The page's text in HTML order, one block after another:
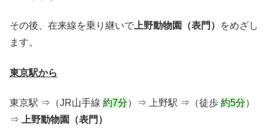
その後、在来線を乗り継いで 上野動物園（表門）
をめざし
ます。
東京駅から
東京駅 ⇒（JR山手線 約7分）⇒ 上野駅 ⇒（徒歩 約5分）
⇒
上野動物園（表門）